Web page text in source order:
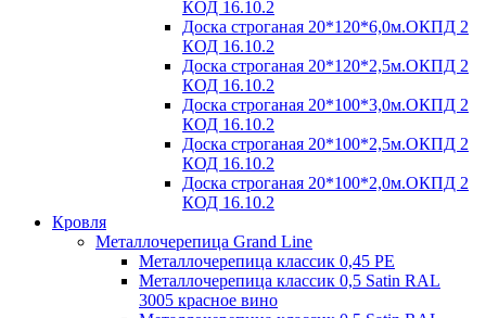
КОД 16.10.2
Доска строганая 20*120*6,0м.ОКПД 2
КОД 16.10.2
Доска строганая 20*120*2,5м.ОКПД 2
КОД 16.10.2
Доска строганая 20*100*3,0м.ОКПД 2
КОД 16.10.2
Доска строганая 20*100*2,5м.ОКПД 2
КОД 16.10.2
Доска строганая 20*100*2,0м.ОКПД 2
КОД 16.10.2
Кровля
Металлочерепица Grand Line
Металлочерепица классик 0,45 PE
Металлочерепица классик 0,5 Satin RAL
3005 красное вино